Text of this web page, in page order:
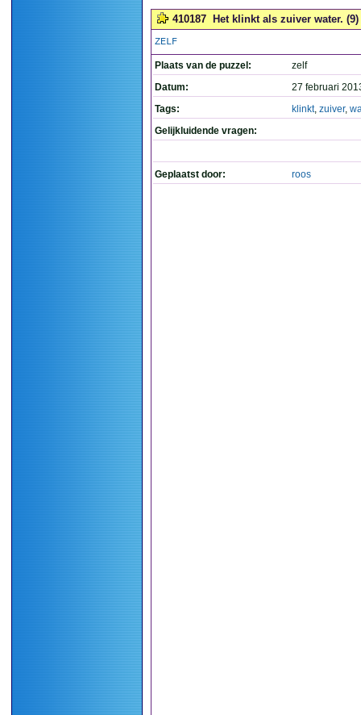
410187 Het klinkt als zuiver water. (9)
ZELF
Plaats van de puzzel:
zelf
Datum:
27 februari
Tags:
klinkt, zuiver,
Gelijkluidende vragen:
Geplaatst door: roos